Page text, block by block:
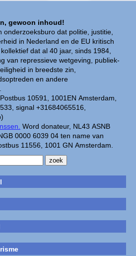
gewoon inhoud!
onderzoeksburo dat politie, justitie,
in Nederland en de EU kritisch
dat al 40 jaar, sinds 1984,
van repressieve wetgeving, publiek-
in breedste zin,
en andere
Postbus 10591, 1001EN Amsterdam,
signal +31684065516,
Word donateur, NL43 ASNB
0000 6039 04 ten name van
11556, 1001 GN Amsterdam.